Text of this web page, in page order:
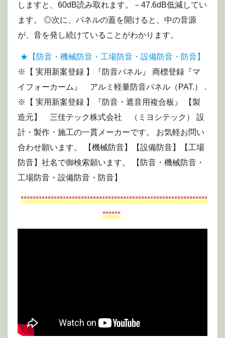
しますと、60dB読み取れます。－47.6dB低減してい
ます。 ◎次に、パネルの蓋を開けると、中の音源
が、音を発し続けていることがわかります。
★【防音・機械防音・工場防音・設備防音・防音】
※【 実用新案登録 】『防音パネル』 商標登録『マ
イフォーカーム』 アルミ軽量防音パネル（PAT.） .
※【 実用新案登録 】『防音・遮音用複合板』 【製
造元】 三佳テック株式会社 （ミヨシテック） 設
計・製作・施工の一貫メーカーです。 お気軽お問い
合わせ願います。 【機械防音】【設備防音】【工場
防音】社名で御検索願います。 【防音・機械防音・
工場防音・設備防音・防音】
**************************************************************
******